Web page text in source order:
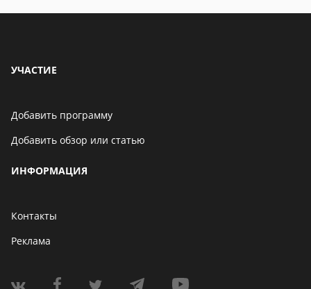
УЧАСТИЕ
Добавить программу
Добавить обзор или статью
ИНФОРМАЦИЯ
Контакты
Реклама